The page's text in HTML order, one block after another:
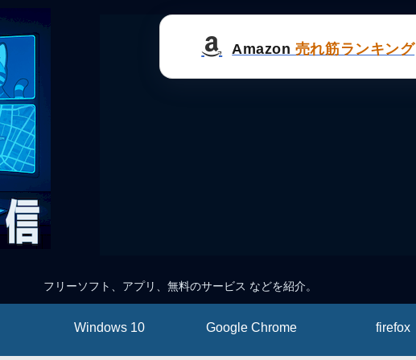
Amazon 売れ筋ランキング
フリーソフト、アプリ、無料のサービス などを紹介。
Windows 10 Google Chrome firefox